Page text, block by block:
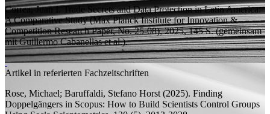
Correa, Juan I. Trade Secrets and Data Protection in Latin America:
A Comparative Study(Max Planck Institute for Innovation &
Competition Research Paper, No. 25-08), 2025, 145S.(gemeinsam
mitGuillermo Cabanellas et al.).
Artikel in referierten Fachzeitschriften
Rose, Michael; Baruffaldi, Stefano Horst (2025). Finding
Doppelgängers in Scopus: How to Build Scientists Control Groups